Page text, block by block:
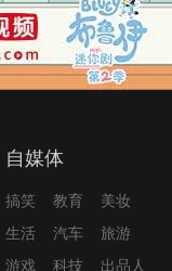
自媒体
搞笑 教育
美妆
生活
汽车
旅游
游戏
科技 出品人